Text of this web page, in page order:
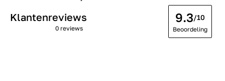
Klantenreviews
0 reviews
9.3/10
Beoordeling